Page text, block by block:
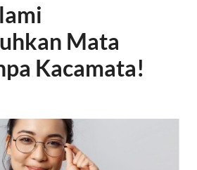
Mata
Kacamata!